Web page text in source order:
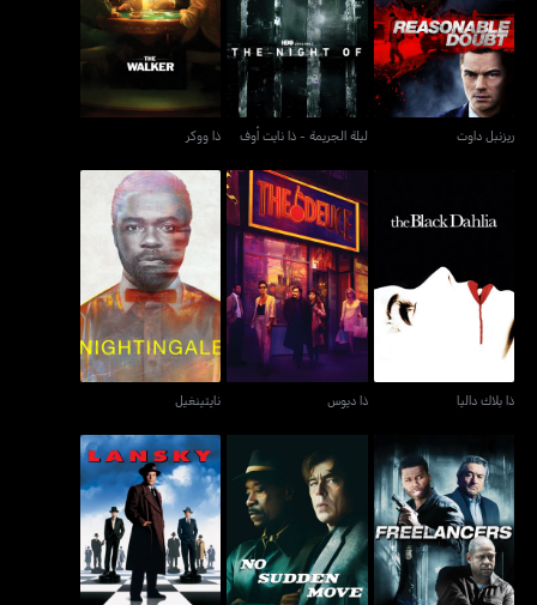
ريزنبل داوت
ريزنبل داوت
ليلة الجريمة - ذا نايت أوف
ليلة الجريمة - ذا نايت أوف
ذا ووكر
ذا ووكر
ذا بلاك داليا
ذا بلاك داليا
ذا ديوس
ذا ديوس
نايتينغيل
نايتينغيل
فريلانسرز نو سادن موف لانسكي